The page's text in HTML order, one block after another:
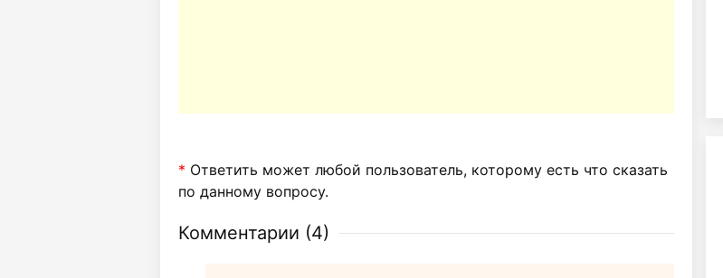
* Ответить может любой пользователь, которому есть что сказать
по данному вопросу.
Комментарии (4)